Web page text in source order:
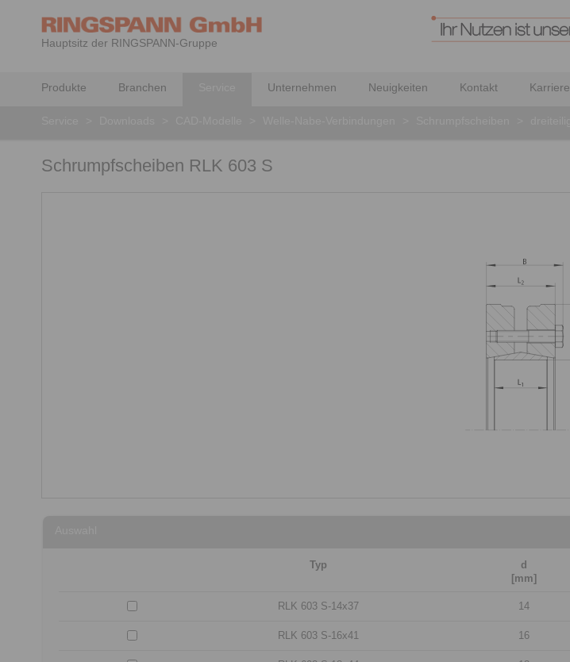
Hauptsitz der RINGSPANN-Gruppe
Produkte Branchen Unternehmen Neuigkeiten Kontakt Karriere
Schrumpfscheiben RLK 603 S
Typ
d
[mm]
RLK 603 S-14x37 14
RLK 603 S-16x41 16